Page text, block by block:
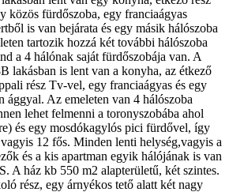
közös fürdőszoba, egy franciaágyas
is van bejárata és egy másik hálószoba
tartozik hozzá két további hálószoba
a 4 hálónak saját fürdőszobája van. A
lakásban is lent van a konyha, az étkező
rész Tv-vel, egy franciaágyas és egy
ággyal. Az emeleten van 4 hálószoba
lehet felmenni a toronyszobába ahol
és egy mosdókagylós pici fürdővel, így
12 fős. Minden lenti helység,vagyis a
és a kis apartman egyik hálójának is van
A ház kb 550 m2 alapterületű, két szintes.
rész, egy árnyékos tető alatt két nagy